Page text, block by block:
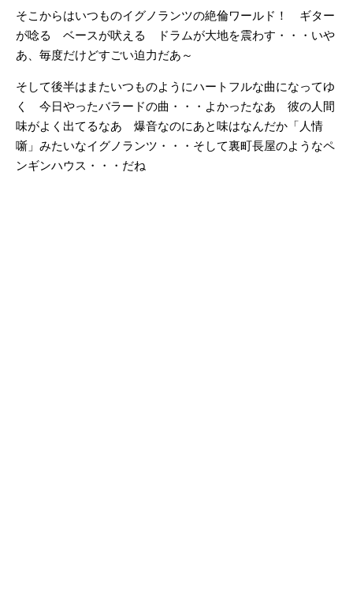
そこからはいつものイグノランツの絶倫ワールド！ ギター
が唸る ベースが吠える ドラムが大地を震わす・・・いや
あ、毎度だけどすごい迫力だあ～
そして後半はまたいつものようにハートフルな曲になってゆ
く 今日やったバラードの曲・・・よかったなあ 彼の人間
味がよく出てるなあ 爆音なのにあと味はなんだか「人情
噺」みたいなイグノランツ・・・そして裏町長屋のようなペ
ンギンハウス・・・だね